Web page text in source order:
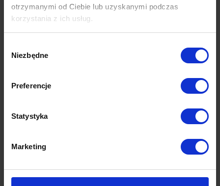
otrzymanymi od Ciebie lub uzyskanymi podczas
korzystania z ich usług.
zgody
Niezbędne
Preferencje
Statystyka
Marketing